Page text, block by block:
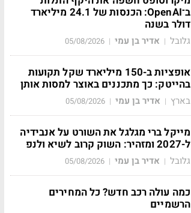
ב־OpenAI: הכנסות של 24.1 מיליארד
דולר בשנה
גלובל | אדיר בן עמי |
05/08/2026
אופציות ב-150 מיליארד שקל תקועות
בהייטק: כך מתכננים באוצר למסות אותן
בארץ | אדיר בן עמי |
05/08/2026
מייקל ברי מגלגל את השורט על אנבידיה
ל-2027 ומזהיר: השוק קרוב לשיא ולנפ
גלובל | אדיר בן עמי |
05/08/2026
כמה עולה רכב חדש? כל המחירים
הרשמיים